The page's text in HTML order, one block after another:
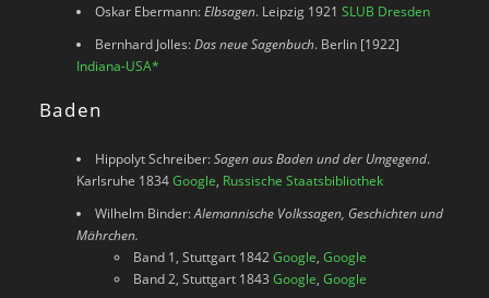
Oskar Ebermann:Elbsagen. Leipzig 1921SLUB Dresden
Bernhard Jolles:Das neue Sagenbuch. Berlin [1922]
Indiana-USA*
Baden
Hippolyt Schreiber:Sagen aus Baden und der Umgegend.
Karlsruhe 1834Google, Russische Staatsbibliothek
Wilhelm Binder:Alemannische Volkssagen, Geschichten und
Mährchen.
Band 1, Stuttgart 1842Google,Google
Band 2, Stuttgart 1843Google,Google